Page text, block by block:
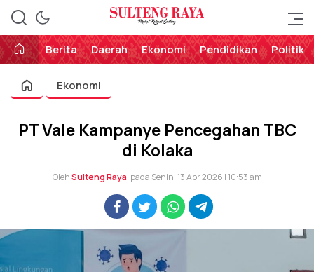
Sulteng Raya
Perekat Rakyat Sulteng
Berita
Daerah Ekonomi Pendidikan Politik
Ekonomi
PT Vale Kampanye Pencegahan TBC
di Kolaka
OlehSulteng Raya pada Senin, 13 Apr 2026 | 10:53 am